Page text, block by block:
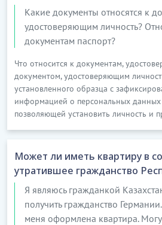
Какие документы относятся к
удостоверяющим личность?
документам паспорт?
Что относится к документам,
документом, удостоверяющим
установленного образца с
информацией о персональных данных
позволяющей установить личность и
Может ли иметь квартиру в
утратившее гражданство
Я являюсь гражданкой
получить гражданство
меня оформлена квартира.